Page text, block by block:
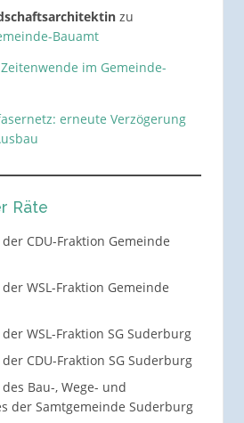
zu
Bauamt
Zeitenwende im Gemeinde-
erneute Verzögerung
Räte
CDU-Fraktion Gemeinde
WSL-Fraktion Gemeinde
WSL-Fraktion SG Suderburg
CDU-Fraktion SG Suderburg
Bau-, Wege- und
der Samtgemeinde Suderburg